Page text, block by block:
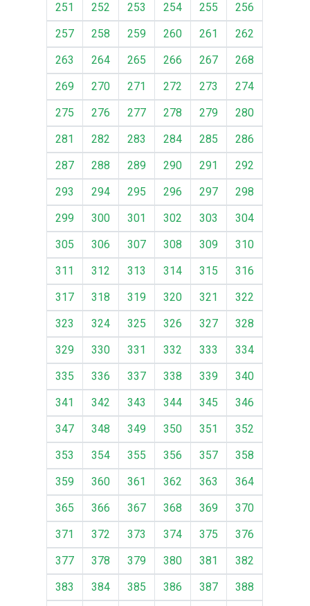
251
252 253 254 255
256
257
258 259 260 261
262
263
264 265 266 267
268
269
270 271 272 273
274
275
276 277 278 279
280
281
282 283 284 285
286
287
288 289 290 291
292
293
294 295 296 297
298
299
300 301 302 303
304
305
306 307 308 309
310
311
312 313 314 315
316
317
318 319 320 321
322
323
324 325 326 327
328
329
330 331 332 333
334
335
336 337 338 339
340
341
342 343 344 345
346
347
348 349 350 351
352
353
354 355 356 357
358
359
360 361 362 363
364
365
366 367 368 369
370
371
372 373 374 375
376
377
378 379 380 381
382
383
384 385 386 387 388